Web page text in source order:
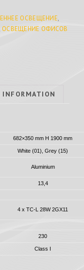
ОСВЕЩЕНИЕ,
ОСВЕЩЕНИЕ ОФИСОВ
682×350 mm H 1900 mm
White (01), Grey (15)
Aluminium
13,4
4 x TC-L 28W 2GX11
230
Class I